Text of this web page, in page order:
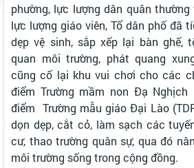
phường, lực lượng dân quân
lực lượng giáo viên, Tổ dân phố đã
dẹp vệ sinh, sắp xếp lại bàn ghế,
quan môi trường, phát quang
cũng cố lại khu vui chơi cho các
điểm Trường mầm non Đạ Nghịch
điểm Trường mẫu giáo Đại Lào
dọn dẹp, cắt cỏ, làm sạch các
cư, thao trường quân sự, qua đó
môi trường sống trong cộng đồng.